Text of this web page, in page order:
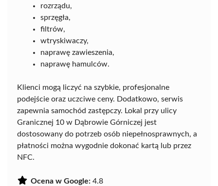
rozrządu,
sprzęgła,
filtrów,
wtryskiwaczy,
naprawę zawieszenia,
naprawę hamulców.
Klienci mogą liczyć na szybkie, profesjonalne
podejście oraz uczciwe ceny. Dodatkowo, serwis
zapewnia samochód zastępczy. Lokal przy ulicy
Granicznej 10 w Dąbrowie Górniczej jest
dostosowany do potrzeb osób niepełnosprawnych, a
płatności można wygodnie dokonać kartą lub przez
NFC.
Ocena w Google: 4.8